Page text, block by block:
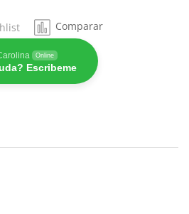
Comparar
Online
Escribeme